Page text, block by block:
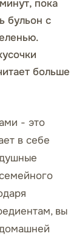
пока
бульон с
больше
- это
в себе
вы